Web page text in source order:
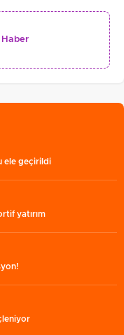
Haber
ele geçirildi
yatırım